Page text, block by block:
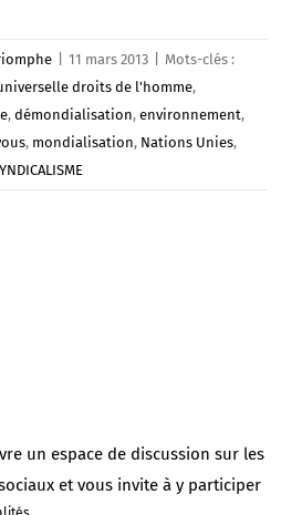
11 mars 2013
Mots-clés :
droits de l'homme,
, démondialisation, environnement,
, mondialisation, Nations Unies,
un espace de discussion sur les
et vous invite à y participer